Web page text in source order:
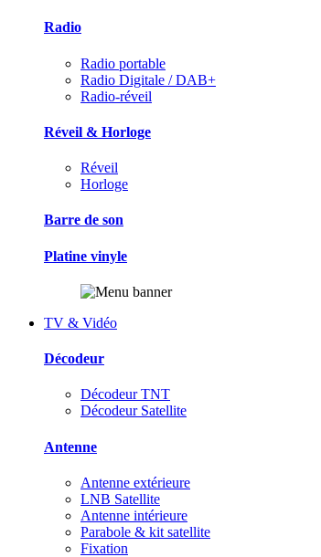
Radio
Radio portable
Radio Digitale / DAB+
Radio-réveil
Réveil & Horloge
Réveil
Horloge
Barre de son
Platine vinyle
TV & Vidéo
Décodeur
Décodeur TNT
Décodeur Satellite
Antenne
Antenne extérieure
LNB Satellite
Antenne intérieure
Parabole & kit satellite
Fixation